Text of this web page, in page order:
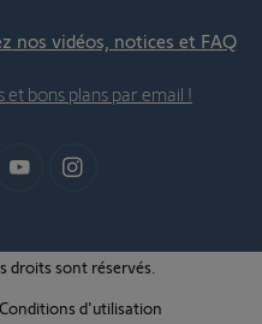
nos vidéos, notices et FAQ
et bons plans par email !
droits sont réservés.
Conditions d'utilisation